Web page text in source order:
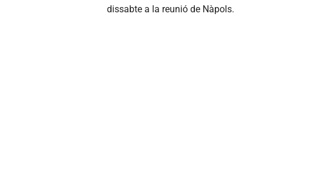
dissabte a la reunió de Nàpols.